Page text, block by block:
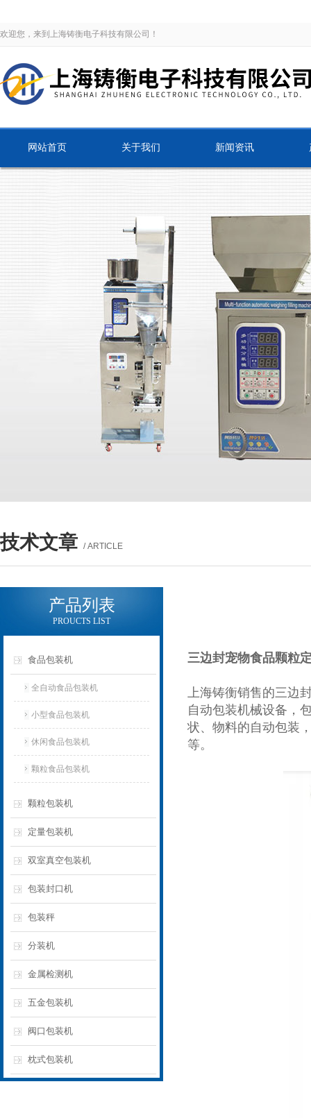
欢迎您，来到上海铸衡电子科技有限公司！
网站首页 关于我们 新闻资讯
技术文章 / ARTICLE
产品列表
PROUCTS LIST
食品包装机
全自动食品包装机
小型食品包装机
休闲食品包装机
颗粒食品包装机
颗粒包装机
定量包装机
双室真空包装机
包装封口机
包装秤
分装机
金属检测机
五金包装机
阀口包装机
枕式包装机
三边封宠物食品颗粒
上海铸衡销售的三边
自动包装机械设备，
状、物料的自动包装
等。